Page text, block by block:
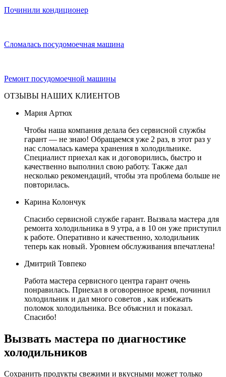
Починили кондиционер
Сломалась посудомоечная машина
Ремонт посудомоечной машины
ОТЗЫВЫ НАШИХ КЛИЕНТОВ
Мария Артюх
Чтобы наша компания делала без сервисной службы
гарант — не знаю! Обращаемся уже 2 раз, в этот раз у
нас сломалась камера хранения в холодильнике.
Специалист приехал как и договорились, быстро и
качественно выполнил свою работу. Также дал
несколько рекомендаций, чтобы эта проблема больше не
повторилась.
Карина Колончук
Спасибо сервисной службе гарант. Вызвала мастера для
ремонта холодильника в 9 утра, а в 10 он уже приступил
к работе. Оперативно и качественно, холодильник
теперь как новый. Уровнем обслуживания впечатлена!
Дмитрий Товпеко
Работа мастера сервисного центра гарант очень
понравилась. Приехал в оговоренное время, починил
холодильник и дал много советов , как избежать
поломок холодильника. Все объяснил и показал.
Спасибо!
Вызвать мастера по диагностике
холодильников
Сохранить продукты свежими и вкусными может только